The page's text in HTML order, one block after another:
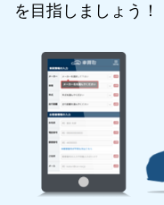
を目指しましょう！